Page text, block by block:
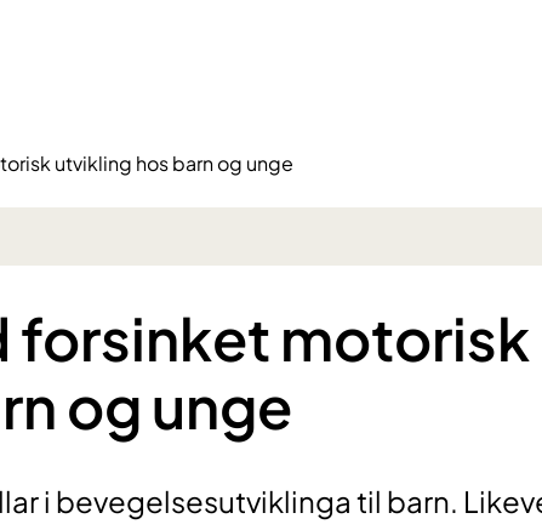
utvikling hos barn og unge
forsinket motorisk
og unge
i bevegelsesutviklinga til barn.